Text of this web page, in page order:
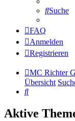
Suche
FAQ
Anmelden
Registrieren
MC Richter
Übersicht
Suche
Aktive